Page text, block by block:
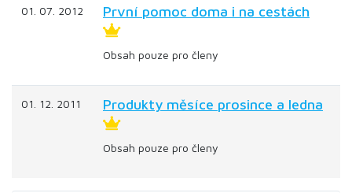
01. 07. 2012 První pomoc doma i na cestách
Obsah pouze pro členy
01. 12. 2011 Produkty měsíce prosince a ledna
Obsah pouze pro členy